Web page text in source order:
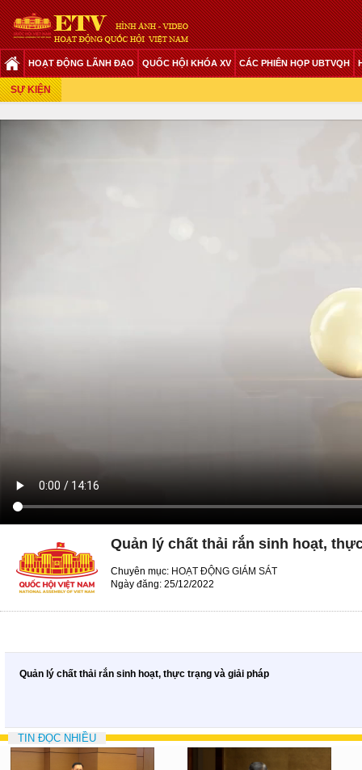
HOẠT ĐỘNG LÃNH ĐẠO QUỐC HỘI KHÓA XV CÁC PHIÊN HỌP UBTVQH
SỰ KIỆN
Quản lý chất thải rắn sinh hoạt,
Chuyên mục: HOẠT ĐỘNG GIÁM SÁT
Ngày đăng: 25/12/2022
Quản lý chất thải rắn sinh hoạt, thực trạng và giải pháp
TIN ĐỌC NHIỀU